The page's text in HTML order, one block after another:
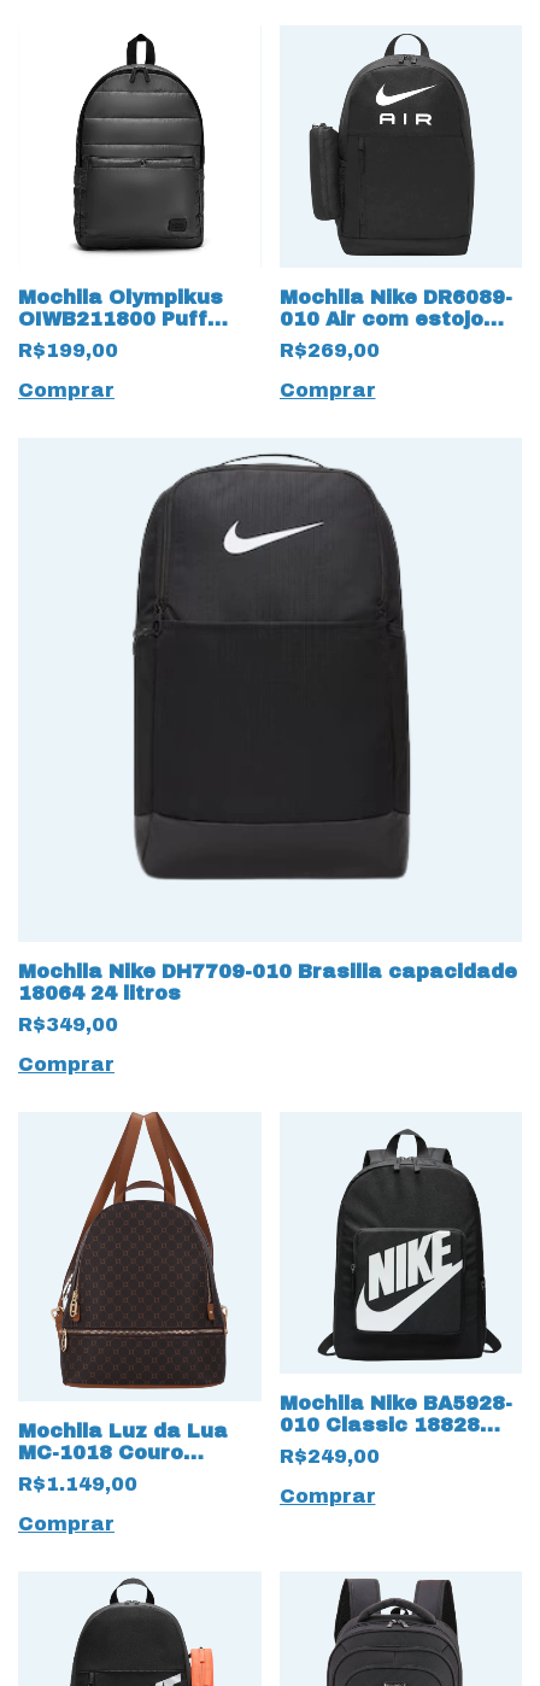
Mochila Olympikus
OIWB211800 Puff
12651 com
capacidade de 20
litros
R$199,00
Comprar
Mochila Nike DR6089-
010 Air com estojo
18063 Capacidade 20
Litros
R$269,00
Comprar
Mochila Nike DH7709-010 Brasilia capacidade
18064 24 litros
R$349,00
Comprar
Mochila Luz da Lua
MC-1018 Couro
Natural Monograma
18892 Café
R$1.149,00
Comprar
Mochila Nike BA5928-
010 Classic 18828
Preto
R$249,00
Comprar